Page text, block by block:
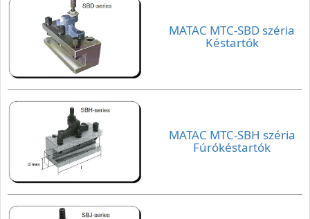
MATAC MTC-SBD széria
Késtartók
MATAC MTC-SBH széria
Fúrókéstartók